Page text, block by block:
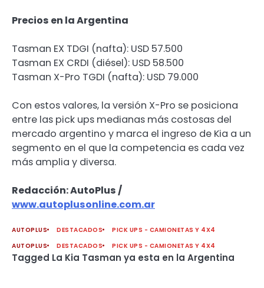
Precios en la Argentina
Tasman EX TDGI (nafta): USD 57.500
Tasman EX CRDI (diésel): USD 58.500
Tasman X-Pro TGDI (nafta): USD 79.000
Con estos valores, la versión X-Pro se posiciona
entre las pick ups medianas más costosas del
mercado argentino y marca el ingreso de Kia a un
segmento en el que la competencia es cada vez
más amplia y diversa.
Redacción: AutoPlus /
www.autoplusonline.com.ar
AUTOPLUS DESTACADOS
PICK UPS - CAMIONETAS Y 4X4
AUTOPLUS
DESTACADOS PICK UPS - CAMIONETAS Y 4X4
Tagged La Kia Tasman ya esta en la Argentina